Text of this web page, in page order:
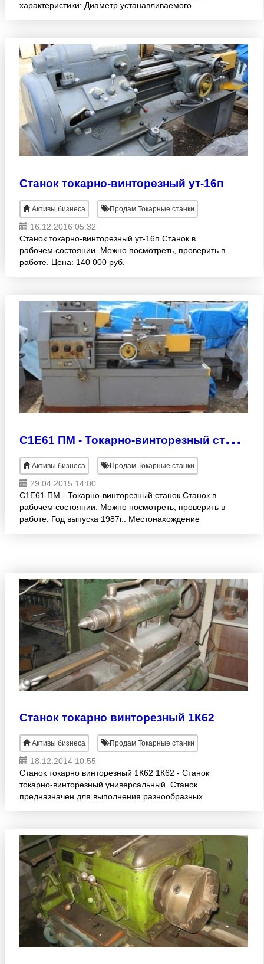
характеристики: Диаметр устанавливаемого
Станок токарно-винторезный ут-16п
Активы бизнеса Продам Токарные станки
16.12.2016 05:32
Станок токарно-винторезный ут-16п Станок в
рабочем состоянии. Можно посмотреть, проверить в
работе. Цена: 140 000 руб.
С
1Е61 ПМ - Токарно-винторезный станок
Активы бизнеса Продам Токарные станки
29.04.2015 14:00
С1Е61 ПМ - Токарно-винторезный станок Станок в
рабочем состоянии. Можно посмотреть, проверить в
работе. Год выпуска 1987г.. Местонахождение
Станок токарно винторезный 1К62
Активы бизнеса Продам Токарные станки
18.12.2014 10:55
Станок токарно винторезный 1К62 1К62 - Станок
токарно-винторезный универсальный. Станок
предназначен для выполнения разнообразных